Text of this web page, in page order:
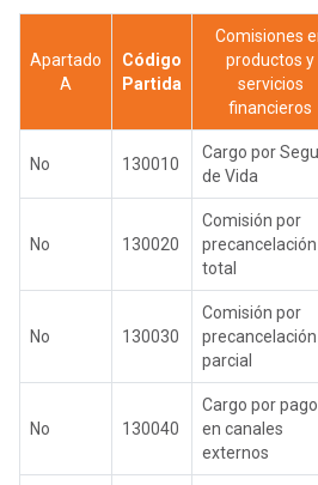
Apartado
A
Código
Partida
Comisiones
productos y
servicios
financieros
No 130010
Cargo por
de Vida
No 130020
Comisión por
precancelación
total
No 130030
Comisión por
precancelación
parcial
No 130040
Cargo por pago
en canales
externos